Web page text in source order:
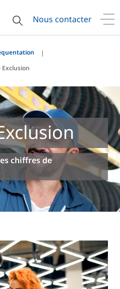
Nous contacter
Exclusion
chiffres de